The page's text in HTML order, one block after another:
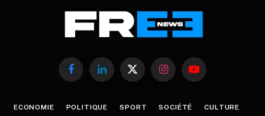
FacebookLinkedIn X
InstagramYouTube
ECONOMIE POLITIQUE SPORT SOCIÉTÉ CULTURE